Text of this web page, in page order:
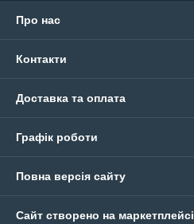
Про нас
Контакти
Доставка та оплата
Графік роботи
Повна версія сайту
Сайт створено на маркетплейсі